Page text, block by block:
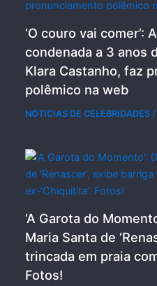
‘O couro vai comer’:
condenada a 3 anos
Klara Castanho, faz
polêmico na web
NOTICIAS DE CELEBRIDADES /
‘A Garota do
Maria Santa de
trincada em praia
Fotos!